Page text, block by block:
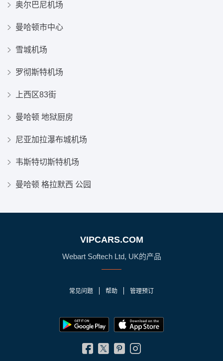
奥尔巴尼机场
曼哈顿市中心
雪城机场
罗彻斯特机场
上西区83街
曼哈顿 地狱厨房
尼亚加拉瀑布城机场
韦斯特切斯特机场
曼哈顿 格拉默西 公园
VIPCARS.COM
Webart Softech Ltd, UK的产品
常见问题 帮助 管理预订